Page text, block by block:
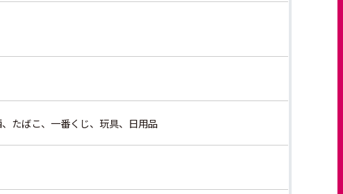
たばこ、一番くじ、玩具、日用品